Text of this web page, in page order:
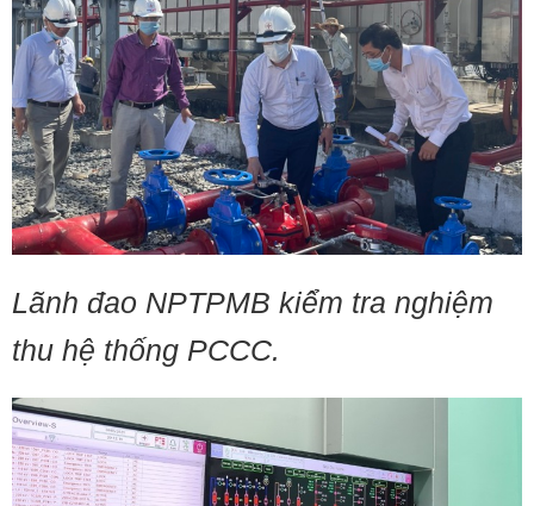
Lãnh đao NPTPMB kiểm tra nghiệm
thu hệ thống PCCC.